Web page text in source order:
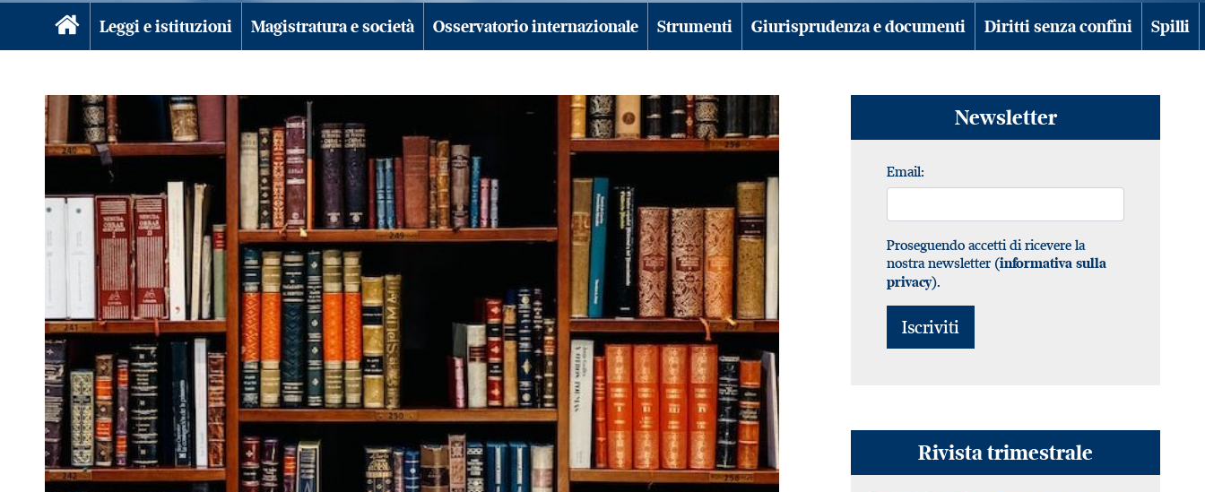
Leggi e istituzioni Magistratura e società Osservatorio internazionale Strumenti Giurisprudenza e documenti Diritti senza confini Spilli
Newsletter
Email:
Proseguendo accetti di ricevere la
nostra newsletter (informativa sulla
privacy).
Rivista trimestrale